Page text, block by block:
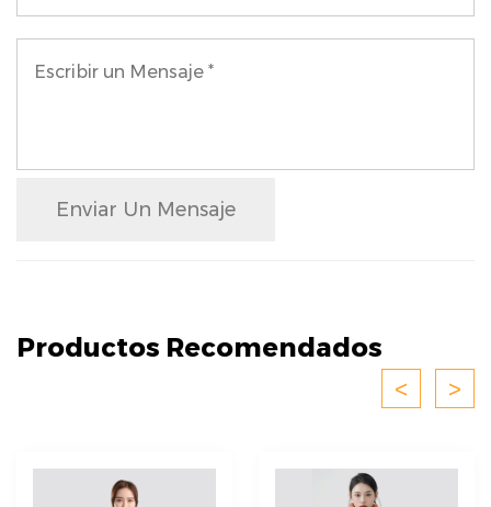
Enviar Un Mensaje
Productos Recomendados
<
>